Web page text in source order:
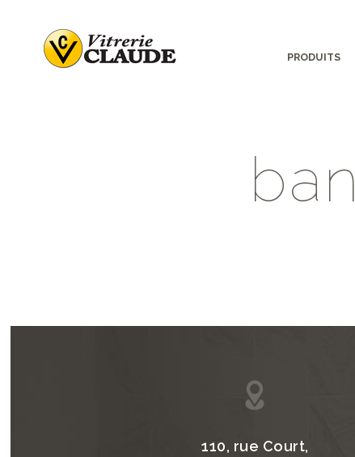
PRODUITS
ban
110, rue Court,